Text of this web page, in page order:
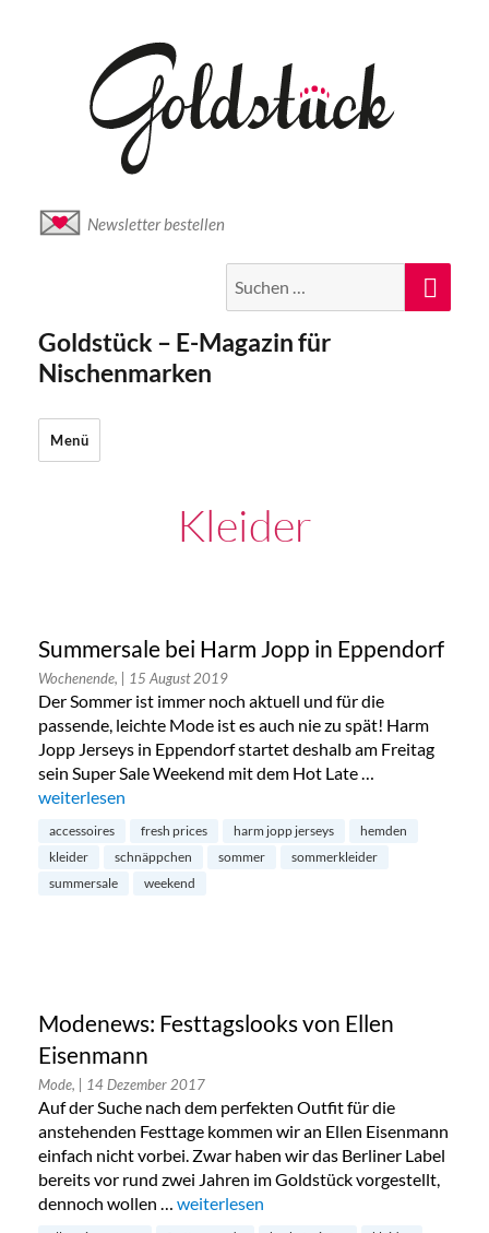
Newsletter bestellen
nach:
Goldstück – E-Magazin für
Nischenmarken
Menü
Kleider
Summersale bei Harm Jopp in Eppendorf
Wochenende, | 15 August 2019
Der Sommer ist immer noch aktuell und für die
passende, leichte Mode ist es auch nie zu spät! Harm
Jopp Jerseys in Eppendorf startet deshalb am Freitag
sein Super Sale Weekend mit dem Hot Late …
„Summersale bei Harm Jopp in Eppendorf“
weiterlesen
accessoires fresh prices harm jopp jerseys
hemden
kleider
schnäppchen sommer
sommerkleider
summersale
weekend
Modenews: Festtagslooks von Ellen
Eisenmann
Mode, | 14 Dezember 2017
Auf der Suche nach dem perfekten Outfit für die
anstehenden Festtage kommen wir an Ellen Eisenmann
einfach nicht vorbei. Zwar haben wir das Berliner Label
bereits vor rund zwei Jahren im Goldstück vorgestellt,
dennoch wollen … „Modenews: Festtagslooks von Ellen
weiterlesen